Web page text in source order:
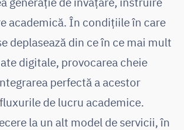
academică. În condițiile în care
deplasează din ce în ce mai mult
digitale, provocarea cheie
perfectă a acestor
de lucru academice.
la un alt model de servicii, în